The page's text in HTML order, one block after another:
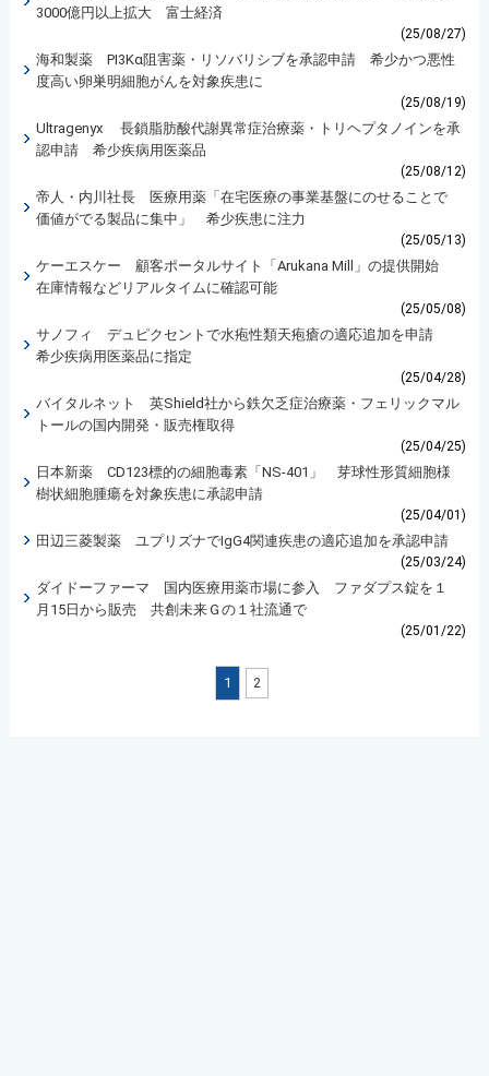
3000億円以上拡大 富士経済
(25/08/27)
海和製薬 PI3Kα阻害薬・リソバリシブを承認申請 希少かつ悪性
度高い卵巣明細胞がんを対象疾患に
(25/08/19)
Ultragenyx 長鎖脂肪酸代謝異常症治療薬・トリヘプタノインを承
認申請 希少疾病用医薬品
(25/08/12)
帝人・内川社長 医療用薬「在宅医療の事業基盤にのせることで
価値がでる製品に集中」 希少疾患に注力
(25/05/13)
ケーエスケー 顧客ポータルサイト「Arukana Mill」の提供開始
在庫情報などリアルタイムに確認可能
(25/05/08)
サノフィ デュピクセントで水疱性類天疱瘡の適応追加を申請
希少疾病用医薬品に指定
(25/04/28)
バイタルネット 英Shield社から鉄欠乏症治療薬・フェリックマル
トールの国内開発・販売権取得
(25/04/25)
日本新薬 CD123標的の細胞毒素「NS-401」 芽球性形質細胞様
樹状細胞腫瘍を対象疾患に承認申請
(25/04/01)
田辺三菱製薬 ユプリズナでIgG4関連疾患の適応追加を承認申請
(25/03/24)
ダイドーファーマ 国内医療用薬市場に参入 ファダプス錠を１
月15日から販売 共創未来Ｇの１社流通で
(25/01/22)
1 2